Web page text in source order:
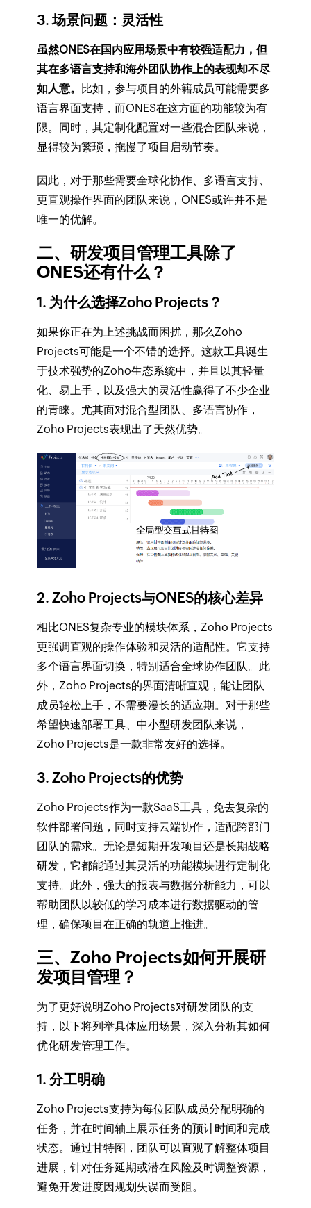
3. 场景问题：灵活性
虽然ONES在国内应用场景中有较强适配力，但
其在多语言支持和海外团队协作上的表现却不尽
如人意。
比如，参与项目的外籍成员可能需要多
语言界面支持，而ONES在这方面的功能较为有
限。同时，其定制化配置对一些混合团队来说，
显得较为繁琐，拖慢了项目启动节奏。
因此，对于那些需要全球化协作、多语言支持、
更直观操作界面的团队来说，ONES或许并不是
唯一的优解。
二、研发项目管理工具除了
ONES还有什么？
1. 为什么选择Zoho Projects？
如果你正在为上述挑战而困扰，那么Zoho
Projects可能是一个不错的选择。这款工具诞生
于技术强势的Zoho生态系统中，并且以其轻量
化、易上手，以及强大的灵活性赢得了不少企业
的青睐。尤其面对混合型团队、多语言协作，
Zoho Projects表现出了天然优势。
2. Zoho Projects与ONES的核心差异
相比ONES复杂专业的模块体系，Zoho Projects
更强调直观的操作体验和灵活的适配性。它支持
多个语言界面切换，特别适合全球协作团队。此
外，Zoho Projects的界面清晰直观，能让团队
成员轻松上手，不需要漫长的适应期。对于那些
希望快速部署工具、中小型研发团队来说，
Zoho Projects是一款非常友好的选择。
3. Zoho Projects的优势
Zoho Projects作为一款SaaS工具，免去复杂的
软件部署问题，同时支持云端协作，适配跨部门
团队的需求。无论是短期开发项目还是长期战略
研发，它都能通过其灵活的功能模块进行定制化
支持。此外，强大的报表与数据分析能力，可以
帮助团队以较低的学习成本进行数据驱动的管
理，确保项目在正确的轨道上推进。
三、Zoho Projects如何开展研
发项目管理？
为了更好说明Zoho Projects对研发团队的支
持，以下将列举具体应用场景，深入分析其如何
优化研发管理工作。
1. 分工明确
Zoho Projects支持为每位团队成员分配明确的
任务，并在时间轴上展示任务的预计时间和完成
状态。通过甘特图，团队可以直观了解整体项目
进展，针对任务延期或潜在风险及时调整资源，
避免开发进度因规划失误而受阻。